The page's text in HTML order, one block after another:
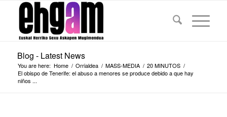
Blog - Latest News
You are here: Home / Orrialdea / MASS-MEDIA / 20 MINUTOS /
El obispo de Tenerife: el abuso a menores se produce debido a que hay
niños ...